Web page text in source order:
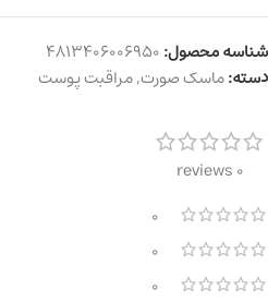
شناسه محصول:4813406006950
دسته:ماسک صورت,مراقبت پوست
0 reviews
0
0
0